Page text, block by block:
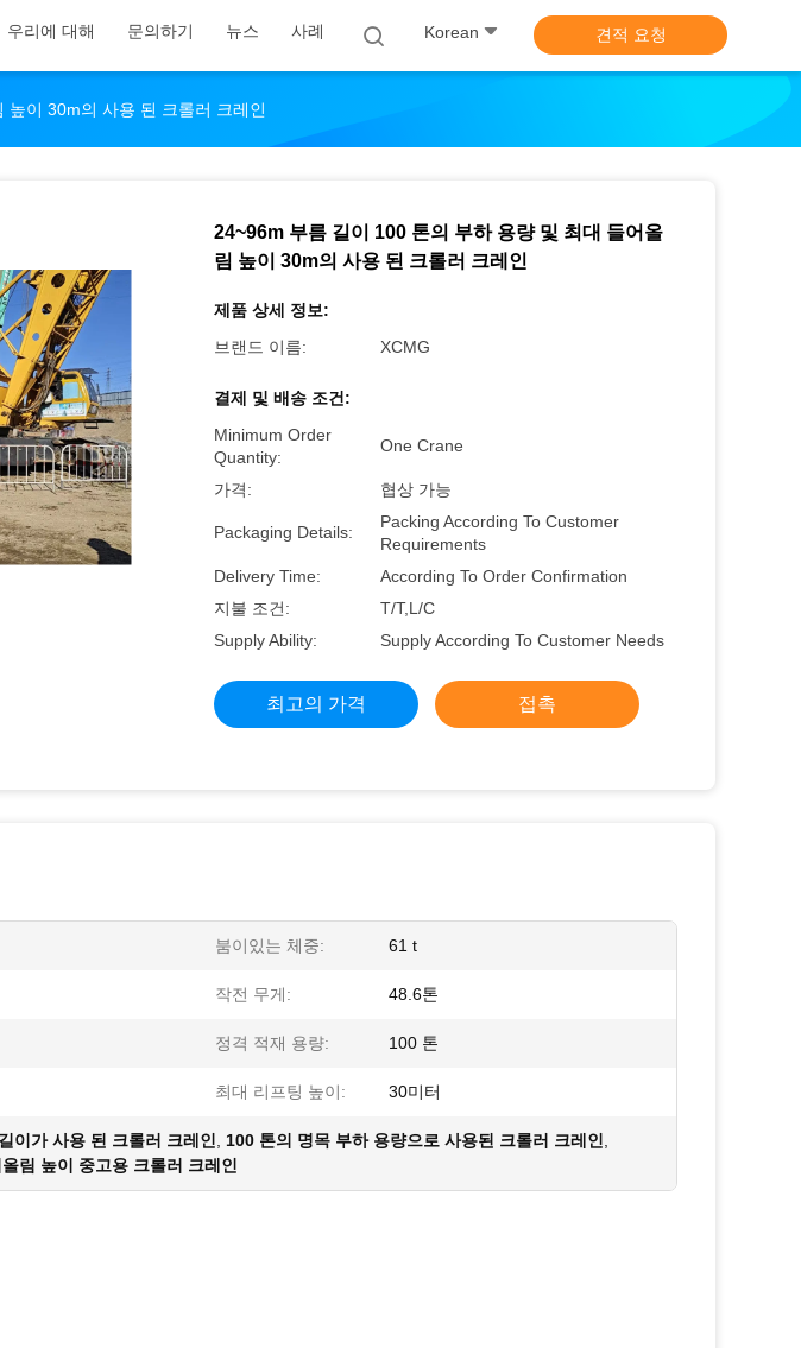
우리에 대해 문의하기 뉴스 사례 Korean 견적 요청
이 30m의 사용 된 크롤러 크레인
24~96m 부름 길이 100 톤의 부하 용량 및 최대 들어올
림 높이 30m의 사용 된 크롤러 크레인
제품 상세 정보:
브랜드 이름:
XCMG
결제 및 배송 조건:
Minimum Order
Quantity:
One Crane
가격: 협상 가능
Packaging Details:
Packing According To Customer
Requirements
Delivery Time:
According To Order Confirmation
지불 조건:
T/T,L/C
Supply Ability:
Supply According To Customer Needs
최고의 가격 접촉
붐이있는 체중: 61 t
작전 무게: 48.6톤
정격 적재 용량: 100 톤
최대 리프팅 높이: 30미터
이가 사용 된 크롤러 크레인 100 톤의 명목 부하 용량으로 사용된 크롤러 크레인
림 높이 중고용 크롤러 크레인